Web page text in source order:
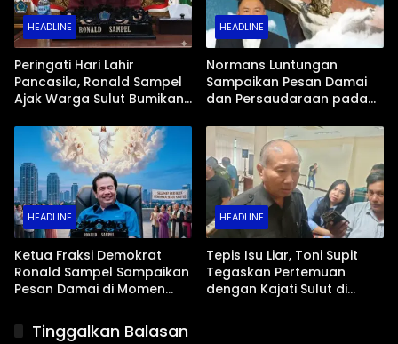
HEADLINE
Peringati Hari Lahir
Pancasila, Ronald Sampel
Ajak Warga Sulut Bumikan
Kepulauan
HEADLINE
Normans Luntungan
Sampaikan Pesan Damai
dan Persaudaraan pada
Kristus
HEADLINE
Ketua Fraksi Demokrat
Ronald Sampel Sampaikan
Pesan Damai di Momen
HEADLINE
Tepis Isu Liar, Toni Supit
Tegaskan Pertemuan
dengan Kajati Sulut di
Tinggalkan Balasan